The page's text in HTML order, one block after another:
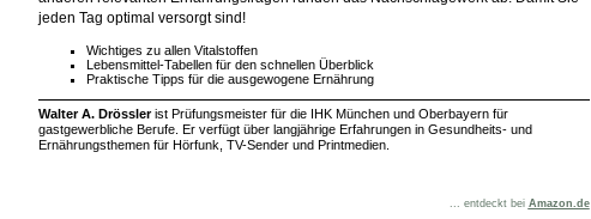
jeden Tag optimal versorgt sind!
Wichtiges zu allen Vitalstoffen
Lebensmittel-Tabellen für den schnellen Überblick
Praktische Tipps für die ausgewogene Ernährung
Walter A. Drösslerist Prüfungsmeister für die IHK München und Oberbayern für
gastgewerbliche Berufe. Er verfügt über langjährige Erfahrungen in Gesundheits- und
Ernährungsthemen für Hörfunk, TV-Sender und Printmedien.
... entdeckt bei Amazon.de